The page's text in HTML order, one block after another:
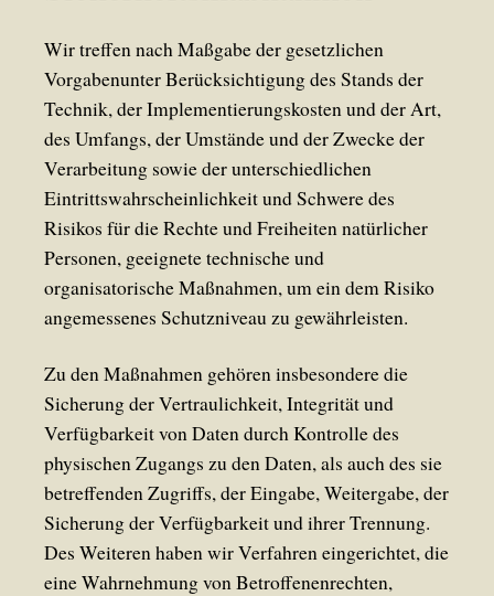
Wir treffen nach Maßgabe der gesetzlichen
Vorgabenunter Berücksichtigung des Stands der
Technik, der Implementierungskosten und der Art,
des Umfangs, der Umstände und der Zwecke der
Verarbeitung sowie der unterschiedlichen
Eintrittswahrscheinlichkeit und Schwere des
Risikos für die Rechte und Freiheiten natürlicher
Personen, geeignete technische und
organisatorische Maßnahmen, um ein dem Risiko
angemessenes Schutzniveau zu gewährleisten.
Zu den Maßnahmen gehören insbesondere die
Sicherung der Vertraulichkeit, Integrität und
Verfügbarkeit von Daten durch Kontrolle des
physischen Zugangs zu den Daten, als auch des sie
betreffenden Zugriffs, der Eingabe, Weitergabe, der
Sicherung der Verfügbarkeit und ihrer Trennung.
Des Weiteren haben wir Verfahren eingerichtet, die
eine Wahrnehmung von Betroffenenrechten,